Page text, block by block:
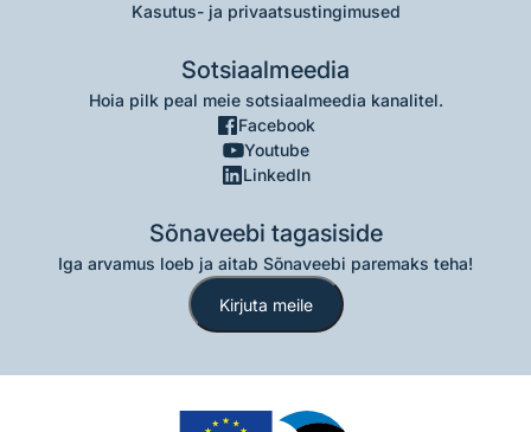
Kasutus- ja privaatsustingimused
Sotsiaalmeedia
Hoia pilk peal meie sotsiaalmeedia kanalitel.
Facebook
Youtube
LinkedIn
Sõnaveebi tagasiside
Iga arvamus loeb ja aitab Sõnaveebi paremaks teha!
Kirjuta meile